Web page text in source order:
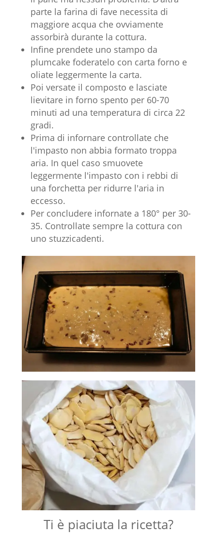
parte la farina di fave necessita di
maggiore acqua che ovviamente
assorbirà durante la cottura.
Infine prendete uno stampo da
plumcake foderatelo con carta forno e
oliate leggermente la carta.
Poi versate il composto e lasciate
lievitare in forno spento per 60-70
minuti ad una temperatura di circa 22
gradi.
Prima di infornare controllate che
l'impasto non abbia formato troppa
aria. In quel caso smuovete
leggermente l'impasto con i rebbi di
una forchetta per ridurre l'aria in
eccesso.
Per concludere infornate a 180° per 30-
35. Controllate sempre la cottura con
uno stuzzicadenti.
Ti è piaciuta la ricetta?